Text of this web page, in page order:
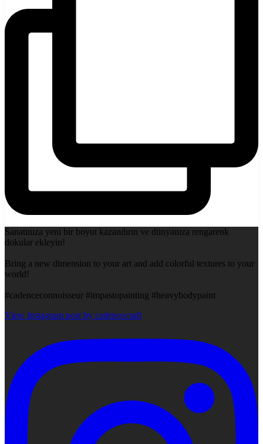
Sanatınıza yeni bir boyut kazandırın ve dünyanıza rengarenk
dokular ekleyin!
Bring a new dimension to your art and add colorful textures to your
world!
#cadenceconnoisseur #impastopainting #heavybodypaint
View Instagram post by cadencecraft